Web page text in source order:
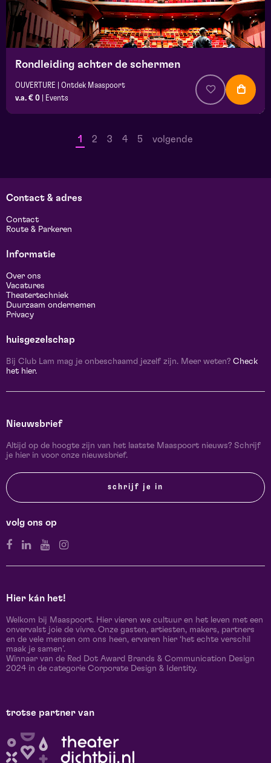
Rondleiding achter de schermen
OUVERTURE | Ontdek Maaspoort
v.a. € 0
Events
1 2 3 4 5 volgende
Contact & adres
Contact
Route & Parkeren
Informatie
Over ons
Vacatures
Theatertechniek
Duurzaam ondernemen
Privacy
huisgezelschap
Bij Club Lam mag je onbeschaamd jezelf zijn. Meer weten? Check
het hier.
Nieuwsbrief
Altijd op de hoogte zijn van het laatste Maaspoort nieuws? Schrijf
je hier in voor onze nieuwsbrief.
schrijf je in
volg ons op
Hier kán het!
Welkom bij Maaspoort. Hier vieren we cultuur en het leven met een
onvervalst joie de vivre. Onze gasten, artiesten, makers, partners
en de vele mensen om ons heen, ervaren hier ‘het echte verschil
maak je samen’.
Winnaar van de Red Dot Award Brands & Communication Design
2024 in de categorie Corporate Design & Identity.
trotse partner van